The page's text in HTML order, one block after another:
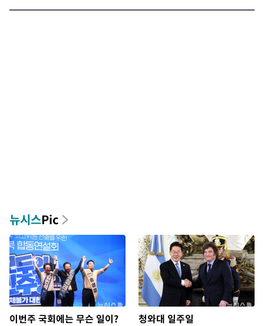
뉴시스Pic
이번주 국회에는 무슨 일이? 청와대 일주일